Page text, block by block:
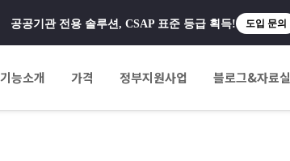
공공기관 전용 솔루션, CSAP 표준 등급 획득! 도입 문의
기능소개 가격 정부지원사업 블로그&자료실